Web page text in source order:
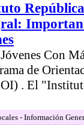
Con
de
. El
- Información